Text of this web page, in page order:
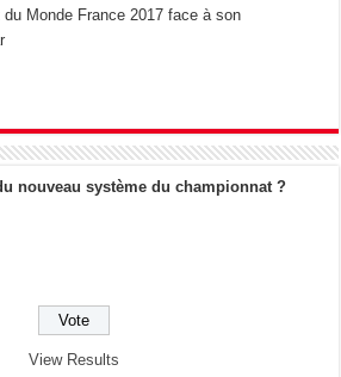
Monde France 2017 face à son
nouveau système du championnat ?
View Results